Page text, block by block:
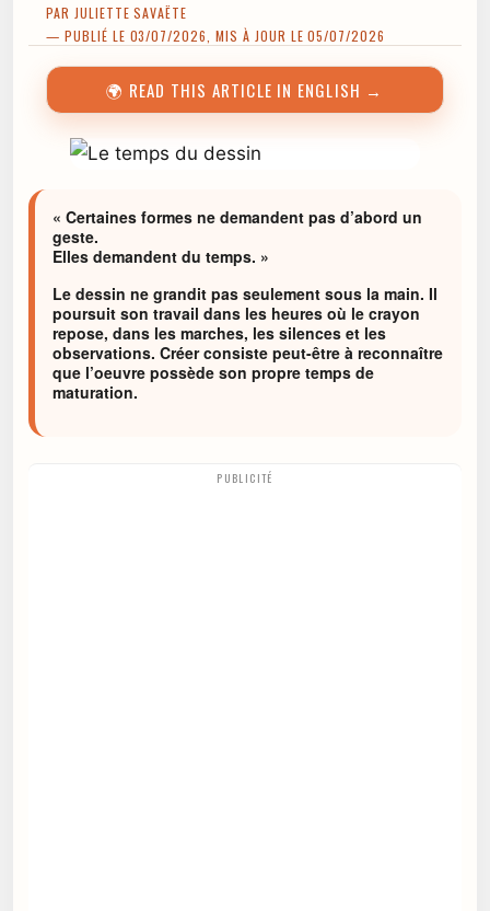
PAR JULIETTE SAVAËTE
— PUBLIÉ LE 03/07/2026, MIS À JOUR LE 05/07/2026
🌍 READ THIS ARTICLE IN ENGLISH →
« Certaines formes ne demandent pas d’abord un
geste.
Elles demandent du temps. »
Le dessin ne grandit pas seulement sous la main. Il
poursuit son travail dans les heures où le crayon
repose, dans les marches, les silences et les
observations. Créer consiste peut-être à reconnaître
que l’oeuvre possède son propre temps de
maturation.
PUBLICITÉ